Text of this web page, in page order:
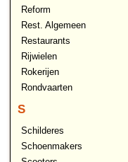
Reform
Rest. Algemeen
Restaurants
Rijwielen
Rokerijen
Rondvaarten
S
Schilderes
Schoenmakers